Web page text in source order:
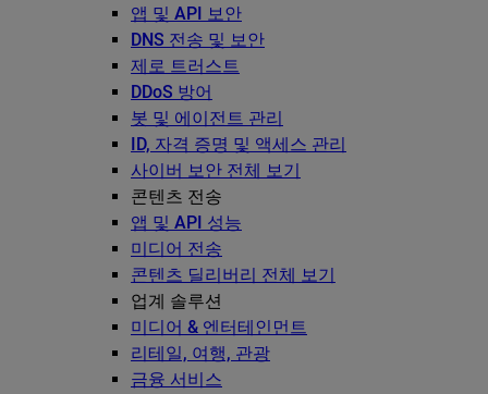
앱 및 API 보안
DNS 전송 및 보안
제로 트러스트
DDoS 방어
봇 및 에이전트 관리
ID, 자격 증명 및 액세스 관리
사이버 보안 전체 보기
콘텐츠 전송
앱 및 API 성능
미디어 전송
콘텐츠 딜리버리 전체 보기
업계 솔루션
미디어 & 엔터테인먼트
리테일, 여행, 관광
금융 서비스